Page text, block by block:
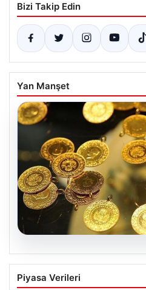
Bizi Takip Edin
Yan Manşet
06.08.2026
Altın fiyatları canlı 7
fiyatları bugün ne
Piyasa Verileri